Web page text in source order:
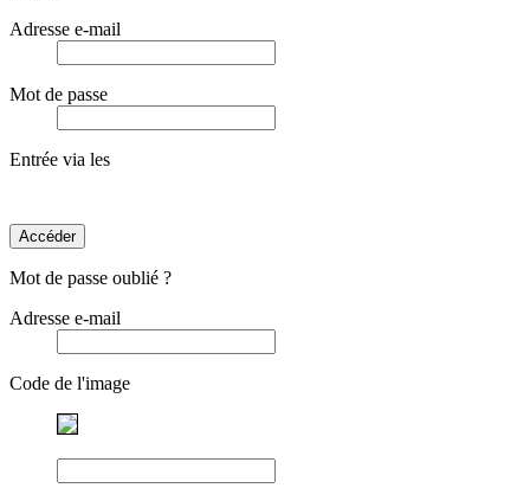
Adresse e-mail
Mot de passe
Entrée via les
Accéder
Mot de passe oublié ?
Adresse e-mail
Code de l'image